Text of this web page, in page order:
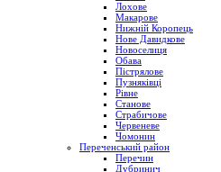
Лохове
Макарове
Нижній Коропець
Нове Давидкове
Новоселиця
Обава
Пістрялове
Пузняківці
Рівне
Станове
Страбичове
Червеневе
Чомонин
Переченський район
Перечин
Дубринич